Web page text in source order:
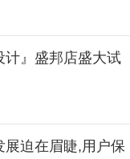
计』盛邦店盛大试
迫在眉睫,用户保